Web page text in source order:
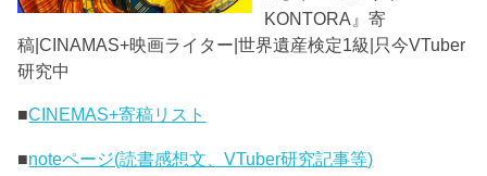
KONTORA』寄
稿|CINAMAS+映画ライター|世界遺産検定1級|只今VTuber
研究中
■CINEMAS+寄稿リスト
■noteページ(読書感想文、VTuber研究記事等)